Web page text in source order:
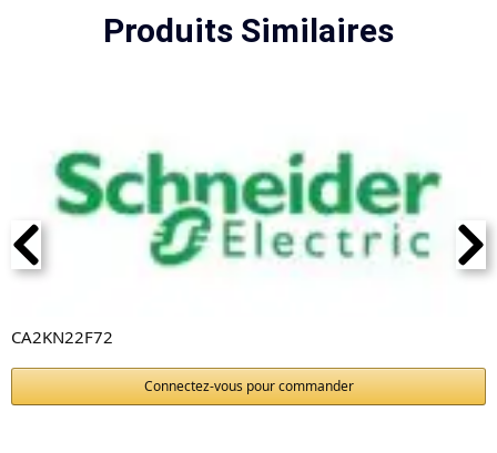
Produits Similaires
CA2KN22F72
Connectez-vous pour commander